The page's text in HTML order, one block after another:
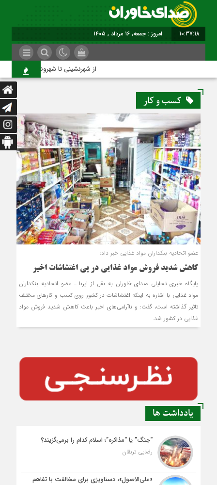
10:37:18 برابر با : Friday -
از شهرنشینی تا شهروندی
کسب و کار
عضو اتحادیه بنکداران مواد غذایی خبر داد؛
کاهش شدید فروش مواد غذایی در پی اغتشاشات اخیر
پایگاه خبری تحلیلی صدای خاوران به نقل از ایرنا ـ عضو اتحادیه بنکداران
مواد غذایی با اشاره به اینکه اغتشاشات در کشور روی کسب و کارهای مختلف
تاثیر گذاشته است، گفت: و ناآرامی‌های اخیر باعث کاهش شدید فروش مواد
غذایی در کشور شد.
یادداشت ها
“جنگ” یا “مذاکره”؛ اسلام کدام را برمی‌گزیند؟
رضایی تربقان
«علی‌الاصول»، دستاویزی برای مخالفت با تفاهم